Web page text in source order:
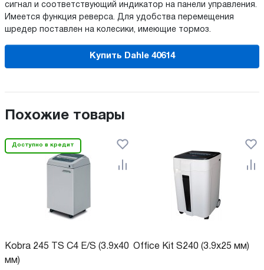
сигнал и соответствующий индикатор на панели управления.
Имеется функция реверса. Для удобства перемещения
шредер поставлен на колесики, имеющие тормоз.
Купить Dahle 40614
Похожие товары
Доступно в кредит
Kobra 245 TS C4 E/S (3.9x40
мм)
Office Kit S240 (3.9x25 мм)